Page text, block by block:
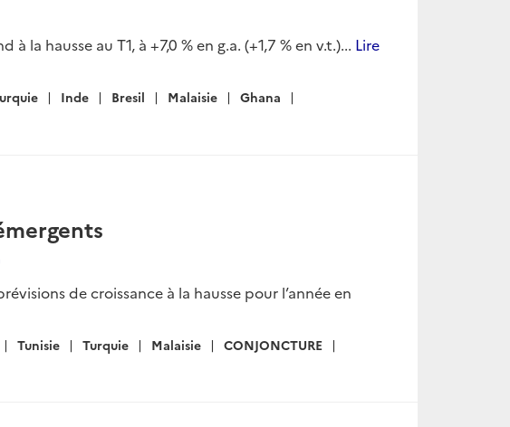
la hausse au T1, à +7,0 % en g.a. (+1,7 % en v.t.)... Lire
Inde Bresil Malaisie
Ghana
de croissance à la hausse pour l’année en
Tunisie Turquie Malaisie
CONJONCTURE